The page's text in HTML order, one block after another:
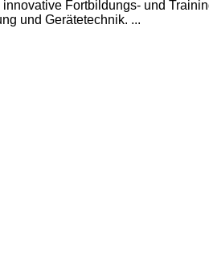
Fortbildungs- und
und Gerätetechnik. ...